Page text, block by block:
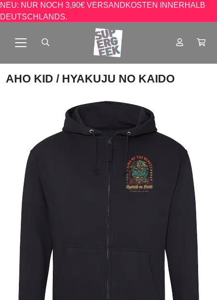
NEU: NUR NOCH 3,90€ VERSANDKOSTEN INNERHALB
DEUTSCHLANDS.
AHO KID / HYAKUJU NO KAIDO